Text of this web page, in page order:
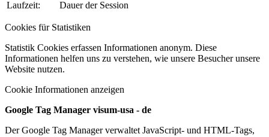
Laufzeit:
Dauer der Session
Cookies für Statistiken
Statistik Cookies erfassen Informationen anonym. Diese
Informationen helfen uns zu verstehen, wie unsere Besucher unsere
Website nutzen.
Cookie Informationen anzeigen
Google Tag Manager visum-usa - de
Der Google Tag Manager verwaltet JavaScript- und HTML-Tags,